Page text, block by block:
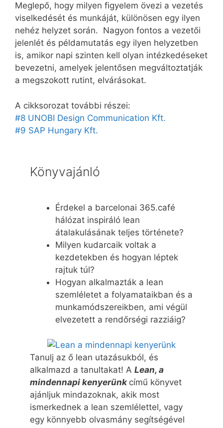
Meglepő, hogy milyen figyelem övezi a vezetés
viselkedését és munkáját, különösen egy ilyen
nehéz helyzet során. Nagyon fontos a vezetői
jelenlét és példamutatás egy ilyen helyzetben
is, amikor napi szinten kell olyan intézkedéseket
bevezetni, amelyek jelentősen megváltoztatják
a megszokott rutint, elvárásokat.
A cikksorozat további részei:
#8 UNOBI Design Communication Kft.
#9 SAP Hungary Kft.
Könyvajánló
Érdekel a barcelonai 365.café
hálózat inspiráló lean
átalakulásának teljes története?
Milyen kudarcaik voltak a
kezdetekben és hogyan léptek
rajtuk túl?
Hogyan alkalmazták a lean
szemléletet a folyamataikban és a
munkamódszereikben, ami végül
elvezetett a rendőrségi razziáig?
Tanulj az ő lean utazásukból, és
alkalmazd a tanultakat! A Lean, a
mindennapi kenyerünk című könyvet
ajánljuk mindazoknak, akik most
ismerkednek a lean szemlélettel, vagy
egy könnyebb olvasmány segítségével